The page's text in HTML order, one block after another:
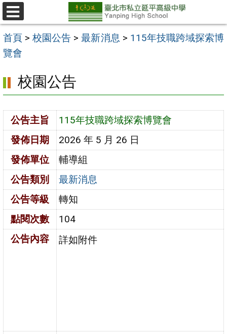
跳
至
主
要
區
選
單
首頁 >校園公告 >最新消息 > 115年技職跨域探索博
覽會
校園公告
公告主旨
115年技職跨域探索博覽會
發佈日期
2026 年 5 月 26 日
發佈單位
輔導組
公告類別
最新消息
公告等級
轉知
點閱次數
104
公告內容
詳如附件